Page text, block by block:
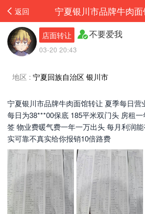
返回
店面转让 不要爱我
03-20 20:43
地区 : 宁夏回族自治区 银川市
宁夏银川市品牌牛肉面馆转让 夏季每日营
每日为38***00保底 185平米双门头 房租
签 物业费暖气费一年一万出头 每月利润
实可靠不真实给你报销10倍路费